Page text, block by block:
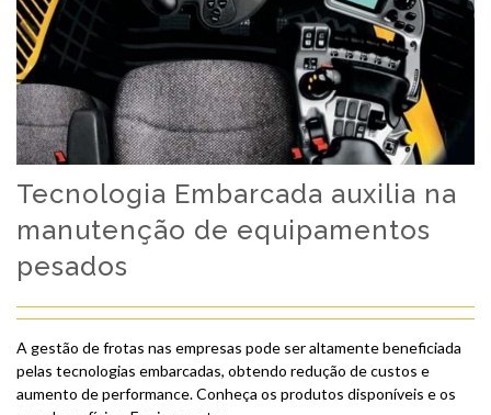
Tecnologia Embarcada auxilia na
manutenção de equipamentos
pesados
A gestão de frotas nas empresas pode ser altamente beneficiada
pelas tecnologias embarcadas, obtendo redução de custos e
aumento de performance. Conheça os produtos disponíveis e os